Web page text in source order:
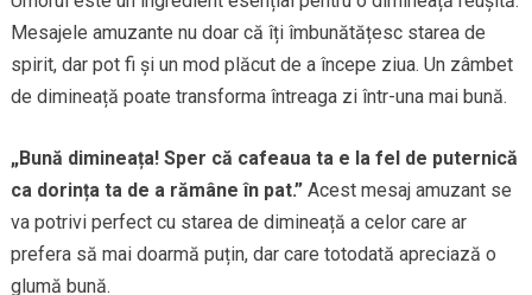
Mesajele amuzante nu doar că îți îmbunătățesc starea de
spirit, dar pot fi și un mod plăcut de a începe ziua. Un zâmbet
de dimineață poate transforma întreaga zi într-una mai bună.
„Bună dimineața! Sper că cafeaua ta e la fel de puternică
ca dorința ta de a rămâne în pat.”Acest mesaj amuzant se
va potrivi perfect cu starea de dimineață a celor care ar
prefera să mai doarmă puțin, dar care totodată apreciază o
glumă bună.